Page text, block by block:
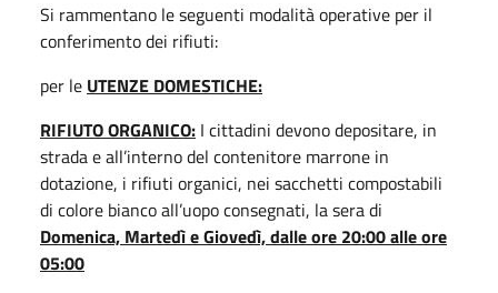
Si rammentano le seguenti modalità operative per il
conferimento dei rifiuti:
per le UTENZE DOMESTICHE:
RIFIUTO ORGANICO: I cittadini devono depositare, in
strada e all’interno del contenitore marrone in
dotazione, i rifiuti organici, nei sacchetti compostabili
di colore bianco all’uopo consegnati, la sera di
Domenica, Martedì e Giovedì, dalle ore 20:00 alle ore
05:00